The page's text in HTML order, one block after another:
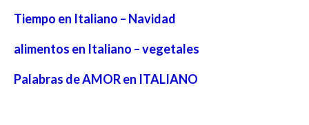
Tiempo en Italiano – Navidad
alimentos en Italiano – vegetales
Palabras de AMOR en ITALIANO